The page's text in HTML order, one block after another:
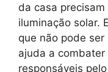
da casa
iluminação solar.
que não pode
ajuda a combater
responsáveis